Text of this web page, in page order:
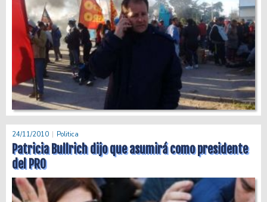
24/11/2010 Politica
Patricia Bullrich dijo que asumirá como presidente
del PRO